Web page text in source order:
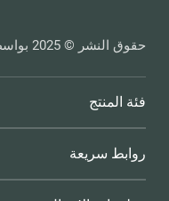
حقوق النشر © 2025 بواسطة E Plus Chemical Co.,Ltd
فئة المنتج
روابط سريعة